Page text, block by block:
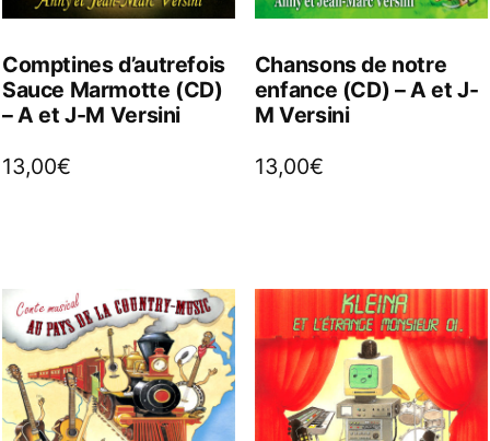
Comptines d’autrefois
Sauce Marmotte (CD)
– A et J-M Versini
13,00€
Chansons de notre
enfance (CD) – A et J-
M Versini
13,00€